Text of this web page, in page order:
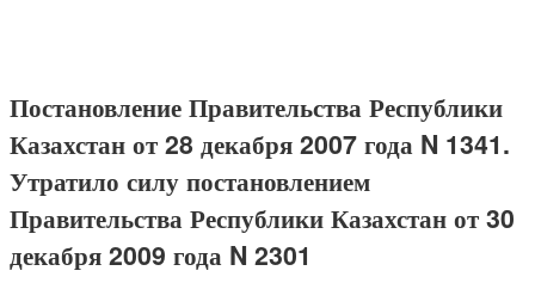
Постановление Правительства Республики
Казахстан от 28 декабря 2007 года N 1341.
Утратило силу постановлением
Правительства Республики Казахстан от 30
декабря 2009 года N 2301